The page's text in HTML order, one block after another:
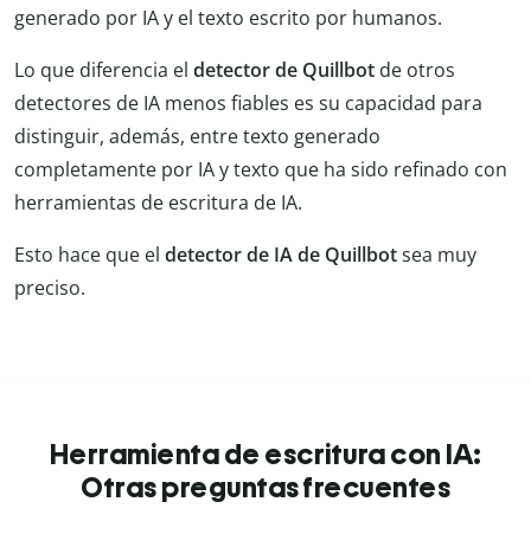
generado por IA y el texto escrito por humanos.
Lo que diferencia el detector de Quillbot de otros
detectores de IA menos fiables es su capacidad para
distinguir, además, entre texto generado
completamente por IA y texto que ha sido refinado con
herramientas de escritura de IA.
Esto hace que el detector de IA de Quillbotsea muy
preciso.
Herramienta de escritura con IA:
Otras preguntas frecuentes